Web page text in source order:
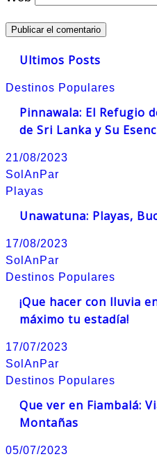
Ultimos Posts
Destinos Populares
Pinnawala: El Refugio
de Sri Lanka y Su
21/08/2023
SolAnPar
Playas
Unawatuna: Playas,
17/08/2023
SolAnPar
Destinos Populares
¡Que hacer con lluvia
máximo tu estadía!
17/07/2023
SolAnPar
Destinos Populares
Que ver en Fiambalá:
Montañas
05/07/2023